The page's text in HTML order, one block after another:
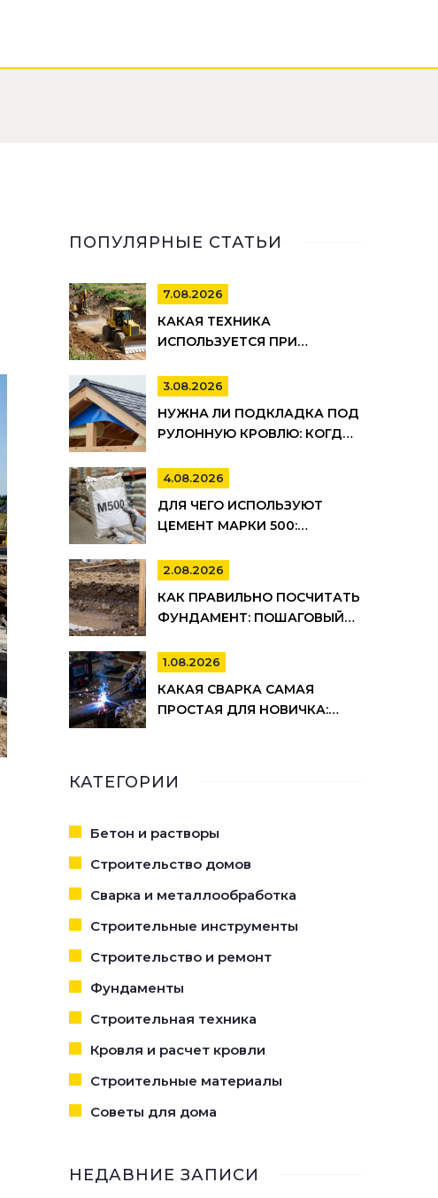
ПОПУЛЯРНЫЕ СТАТЬИ
7.08.2026
КАКАЯ ТЕХНИКА
ИСПОЛЬЗУЕТСЯ ПРИ
ПОЛНЫЙ СПИСОК И ЭТАПЫ
3.08.2026
НУЖНА ЛИ ПОДКЛАДКА ПОД
РУЛОННУЮ КРОВЛЮ: КОГДА
МОЖНО СЭКОНОМИТЬ
4.08.2026
ДЛЯ ЧЕГО ИСПОЛЬЗУЮТ
ЦЕМЕНТ МАРКИ 500:
МИНУСЫ
2.08.2026
КАК ПРАВИЛЬНО ПОСЧИТАТЬ
ФУНДАМЕНТ: ПОШАГОВЫЙ
АРМАТУРЫ И ОПАЛУБКИ
1.08.2026
КАКАЯ СВАРКА САМАЯ
ПРОСТАЯ ДЛЯ НОВИЧКА:
КАТЕГОРИИ
Бетон и растворы
Строительство домов
Сварка и металлообработка
Строительные инструменты
Строительство и ремонт
Фундаменты
Строительная техника
Кровля и расчет кровли
Строительные материалы
Советы для дома
НЕДАВНИЕ ЗАПИСИ